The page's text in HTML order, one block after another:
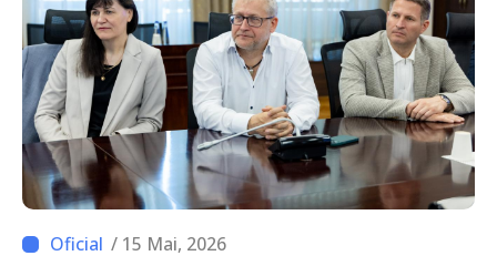
/ 15 Mai, 2026